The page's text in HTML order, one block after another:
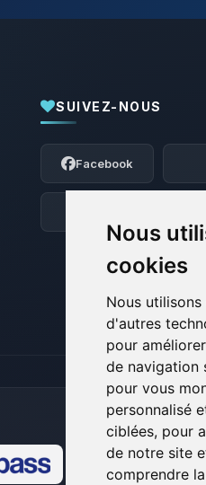
Nous
cookies
Nous
d'autres
pour
de navigation
pour vous
personnalisé
ciblées, pour
de notre site
comprendre
SUIVEZ-NOUS
Facebook
Youpi, enfin quelqu’un
Moi c’est Choupy, ton
BoxToPlay. Dis-moi ce
et je vais remuer mes
07/08/2026 à 20:44